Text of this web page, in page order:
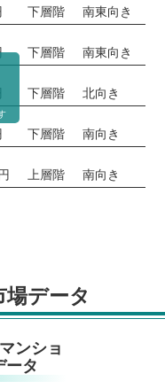
下層階 南東向き
下層階 南東向き
下層階 北向き
下層階 南向き
上層階 南向き
データ
ンショ
ータ